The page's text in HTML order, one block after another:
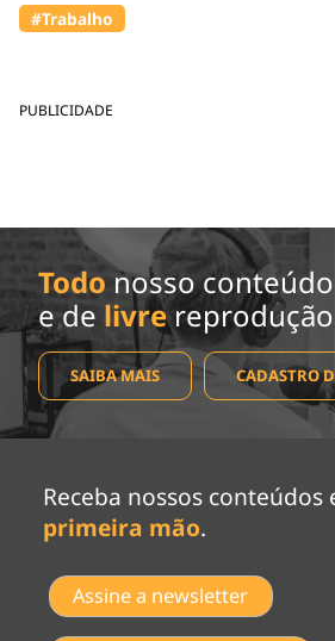
PUBLICIDADE
#Trabalho
Todo nosso
e de livre
SAIBA MAIS CADASTRO
Receba nossos conteúdos
primeira mão.
Assine a newsletter